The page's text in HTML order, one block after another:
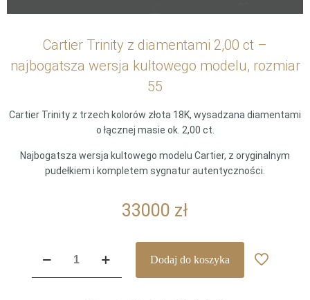
Cartier Trinity z diamentami 2,00 ct –
najbogatsza wersja kultowego modelu, rozmiar
55
Cartier Trinity z trzech kolorów złota 18K, wysadzana diamentami
o łącznej masie ok. 2,00 ct.
Najbogatsza wersja kultowego modelu Cartier, z oryginalnym
pudełkiem i kompletem sygnatur autentyczności.
33000 zł
Cartier
Trinity
Dodaj do koszyka